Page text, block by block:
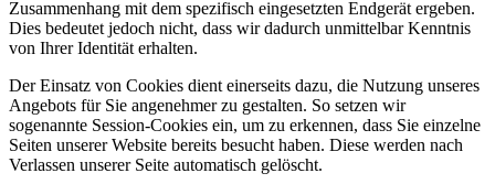
Zusammenhang mit dem spezifisch eingesetzten Endgerät ergeben.
Dies bedeutet jedoch nicht, dass wir dadurch unmittelbar Kenntnis
von Ihrer Identität erhalten.
Der Einsatz von Cookies dient einerseits dazu, die Nutzung unseres
Angebots für Sie angenehmer zu gestalten. So setzen wir
sogenannte Session-Cookies ein, um zu erkennen, dass Sie einzelne
Seiten unserer Website bereits besucht haben. Diese werden nach
Verlassen unserer Seite automatisch gelöscht.